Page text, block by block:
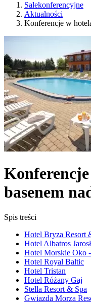
Salekonferencyjne
Aktualności
Konferencje w
basenem
Spis treści
Hotel Bryza Resort
Hotel Albatros
Hotel Morskie Oko -
Hotel Royal Baltic
Hotel Tristan
Hotel Różany Gaj
Stella Resort & Spa
Gwiazda Morza